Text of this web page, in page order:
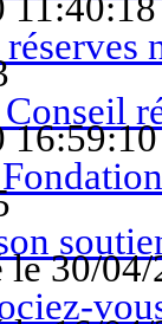
Conseil
16:59:10
le 30/